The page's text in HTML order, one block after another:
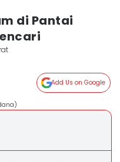
di Pantai
Add Us on Google